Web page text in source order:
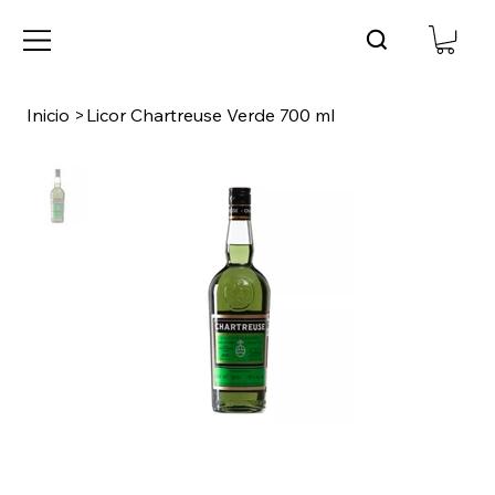
Inicio > Licor Chartreuse Verde 700 ml